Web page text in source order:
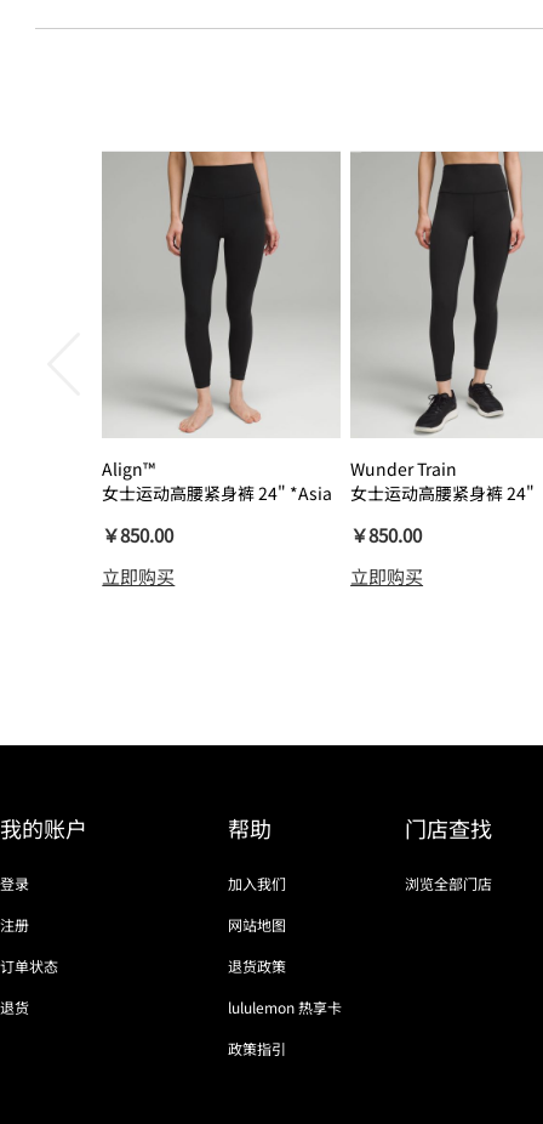
Align™
女士运动高腰紧身裤 24" *Asia
￥850.00
立即购买
Wunder Train
女士运动高腰紧身裤 24"
￥850.00
立即购买
我的账户
登录
注册
订单状态
退货
帮助
加入我们
网站地图
退货政策
lululemon 热享卡
政策指引
门店查找
浏览全部门店